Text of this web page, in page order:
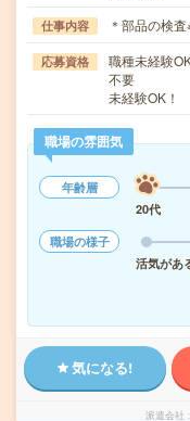
仕事内容 ＊部品の検
応募資格
職種未経験
不要
未経験OK！
職場の雰囲気
年齢層
20代
職場の様子
活気があ
気になる!
派遣会社